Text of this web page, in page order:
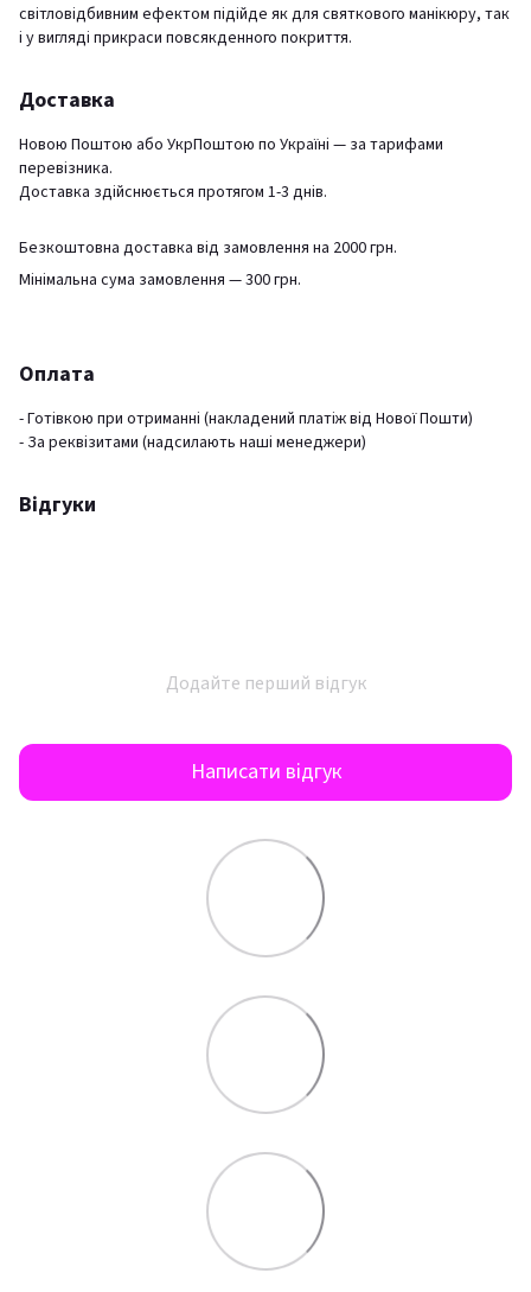
світловідбивним ефектом підійде як для святкового манікюру, так
і у вигляді прикраси повсякденного покриття.
Доставка
Новою Поштою або УкрПоштою по Україні — за тарифами
перевізника.
Доставка здійснюється протягом 1-3 днів.
Безкоштовна доставка від замовлення на 2000 грн.
Мінімальна сума замовлення — 300 грн.
Оплата
- Готівкою при отриманні (накладений платіж від Нової Пошти)
- За реквізитами (надсилають наші менеджери)
Відгуки
Додайте перший відгук
Написати відгук